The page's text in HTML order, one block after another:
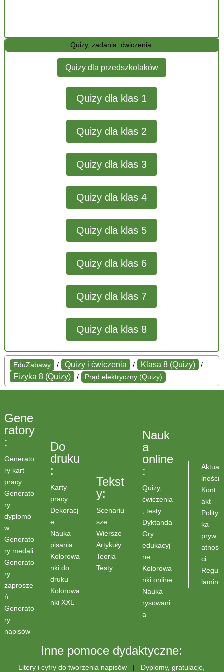
Quizy, zadania, ćwiczenia:
Quizy dla przedszkolaków
Quizy dla klas 1
Quizy dla klas 2
Quizy dla klas 3
Quizy dla klas 4
Quizy dla klas 5
Quizy dla klas 6
Quizy dla klas 7
Quizy dla klas 8
EduZabawy / Quizy i ćwiczenia / Klasa 8 (Quizy) /
Fizyka 8 (Quizy) / Prąd elektryczny (Quizy)
Gene
ratory
:
Generato
ry kart
pracy
Generato
ry
dyplomó
w
Generato
ry medali
Generato
ry
zaprosze
ń
Generato
ry
napisów
Do
druku
:
Karty
pracy
Dekoracj
e
Nauka
pisania
Kolorowa
nki do
druku
Kolorowa
nki XXL
Tekst
y:
Scenariu
sze
Wiersze
Artykuły
Teoria
Testy
Nauk
a
online
:
Quizy,
ćwiczenia
, testy
Dyktanda
Gry
edukacyj
ne
Kolorowa
nki online
Nauka
rysowani
a
Aktua
lności
Kont
akt
Polity
ka
pryw
atnoś
ci
Regu
lamin
Inne pomoce dydaktyczne:
Litery i cyfry do tworzenia napisów | Dyplomy, gratulacje,